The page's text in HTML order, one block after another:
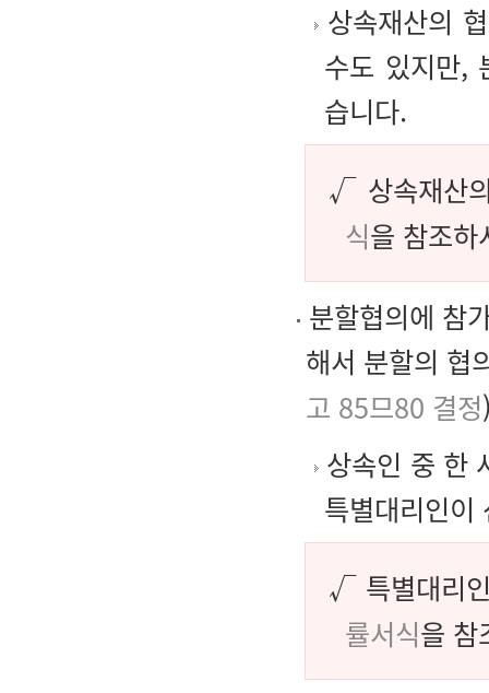
상속재산의
수도 있지만,
습니다.
√ 상속재산
식을 참조하
분할협의에 참
해서 분할의 협
고 85므80 결정
상속인 중 한
특별대리인이
√ 특별대리
률서식을 참